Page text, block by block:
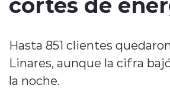
Quienes Somos
Hasta 851 clientes
Linares, aunque la cifra
la noche.